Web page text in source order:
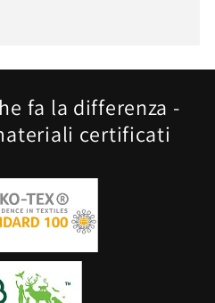
fa la differenza -
certificati